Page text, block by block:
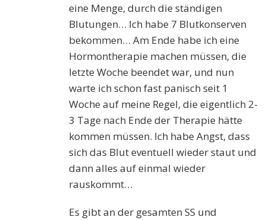
eine Menge, durch die ständigen
Blutungen… Ich habe 7 Blutkonserven
bekommen… Am Ende habe ich eine
Hormontherapie machen müssen, die
letzte Woche beendet war, und nun
warte ich schon fast panisch seit 1
Woche auf meine Regel, die eigentlich 2-
3 Tage nach Ende der Therapie hätte
kommen müssen. Ich habe Angst, dass
sich das Blut eventuell wieder staut und
dann alles auf einmal wieder
rauskommt…
Es gibt an der gesamten SS und